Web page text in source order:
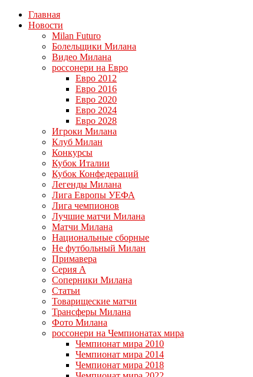
Главная
Новости
Milan Futuro
Болельщики Милана
Видео Милана
россонери на Евро
Евро 2012
Евро 2016
Евро 2020
Евро 2024
Евро 2028
Игроки Милана
Клуб Милан
Конкурсы
Кубок Италии
Кубок Конфедераций
Легенды Милана
Лига Европы УЕФА
Лига чемпионов
Лучшие матчи Милана
Матчи Милана
Национальные сборные
Не футбольный Милан
Примавера
Серия А
Соперники Милана
Статьи
Товарищеские матчи
Трансферы Милана
Фото Милана
россонери на Чемпионатах мира
Чемпионат мира 2010
Чемпионат мира 2014
Чемпионат мира 2018